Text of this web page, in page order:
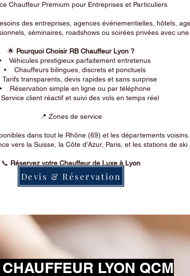
Chauffeur Premium pour Entreprises et Particuliers
des entreprises, agences événementielles, hôtels,
séminaires, roadshows ou soirées privées avec
🌟 Pourquoi Choisir RB Chauffeur Lyon ?
Véhicules prestigieux parfaitement entretenus
• Chauffeurs bilingues, discrets et ponctuels
transparents, devis rapides et sans surprise
Réservation simple en ligne ou par téléphone
client réactif et suivi des vols en temps réel
📍 Zones de service
dans tout le Rhône (69) et les départements
vers la Suisse, la Côte d’Azur, Paris, et les stations de ski
📞 Réservez votre Chauffeur de Luxe à Lyon
Devis & Réservation
LYON QCM